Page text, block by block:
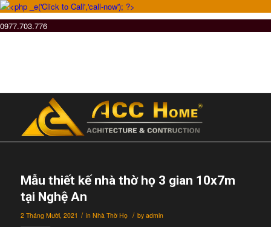
0977.703.776
Mẫu thiết kế nhà thờ họ 3 gian 10x7m
tại Nghệ An
2 Tháng Mười, 2021 / in Nhà Thờ Họ / by admin